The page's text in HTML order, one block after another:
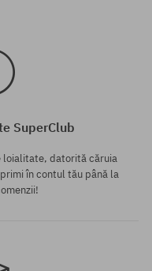
SuperClub
loialitate, datorită căruia
în contul tău până la